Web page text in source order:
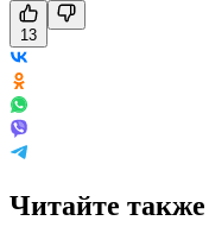
13
Читайте также